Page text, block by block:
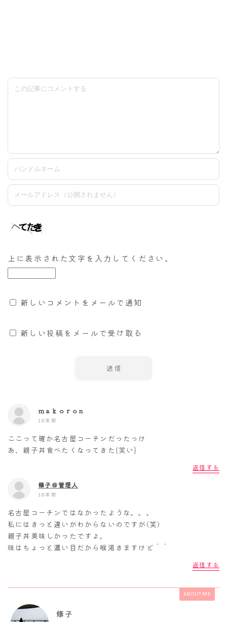
上に表示された文字を入力してください。
新しいコメントをメールで通知
新しい投稿をメールで受け取る
ｍａｋｏｒｏｎ
18年前
ここって確か名古屋コーチンだったっけ
あ、親子丼食べたくなってきた{笑い}
返信する
修子＠管理人
18年前
名古屋コーチンではなかったような。。。
私にはきっと違いがわからないのですが(笑)
親子丼美味しかったですよ。
味はちょっと濃い目だから喉渇きますけど＾＾
返信する
ABOUT ME
修子